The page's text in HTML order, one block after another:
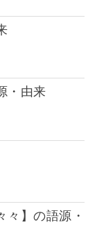
・由来
々】の語源・